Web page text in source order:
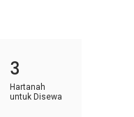
3
Hartanah
untuk Disewa